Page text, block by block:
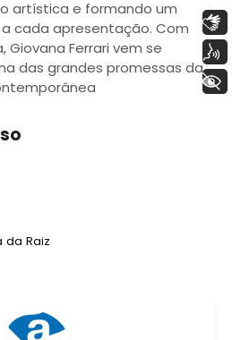
artística e formando um
cada apresentação. Com
Giovana Ferrari vem se
das grandes promessas da
da Raiz
Libras
Voz
+ Acessibilidade